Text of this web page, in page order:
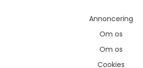
Annoncering
Om os
Om os
Cookies